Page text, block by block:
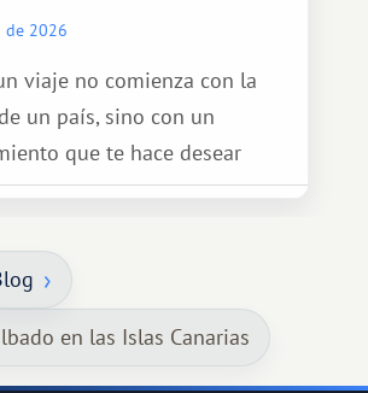
de 2026
viaje no comienza con la
un país, sino con un
que te hace desear
en las Islas Canarias